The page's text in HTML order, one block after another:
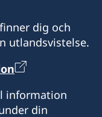
dig och
utlandsvistelse.
information
din